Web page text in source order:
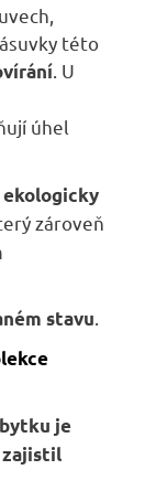
této
. U
úhel
ekologicky
zároveň
stavu
je
zajistil